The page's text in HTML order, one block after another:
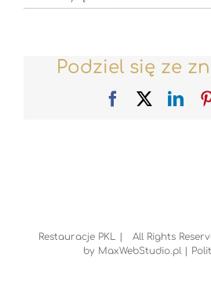
Podziel się ze
Facebook
Restauracje PKL | All Rights
by MaxWebStudio.pl|